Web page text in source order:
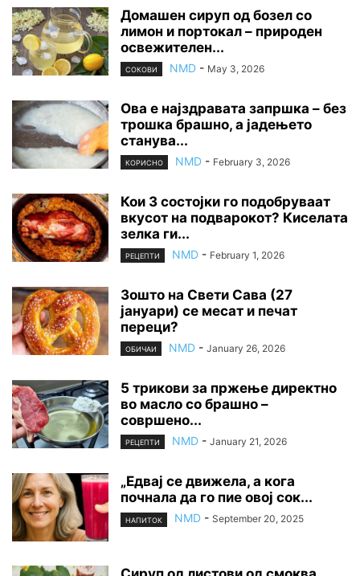
Домашен сируп од бозел со
лимон и портокал – природен
освежителен...
СОКОВИ NMD - May 3, 2026
Ова е најздравата запршка – без
трошка брашно, а јадењето
станува...
КОРИСНО NMD - February 3, 2026
Кои 3 состојки го подобруваат
вкусот на подварокот? Киселата
зелка ги...
РЕЦЕПТИ NMD - February 1, 2026
Зошто на Свети Сава (27
јануари) се месат и печат
переци?
ОБИЧАИ NMD - January 26, 2026
5 трикови за пржење директно
во масло со брашно –
совршено...
РЕЦЕПТИ NMD - January 21, 2026
„Едвај се движела, а кога
почнала да го пие овој сок...
НАПИТОК NMD - September 20, 2025